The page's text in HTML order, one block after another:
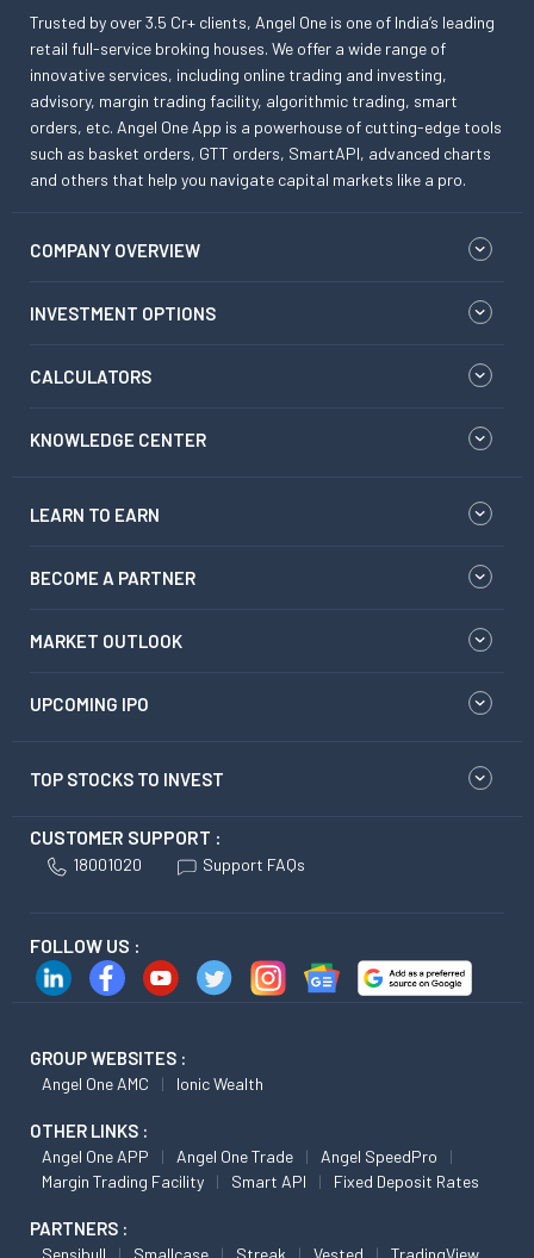
Trusted by over 3.5 Cr+ clients, Angel One is one of India’s leading
retail full-service broking houses. We offer a wide range of
innovative services, including online trading and investing,
advisory, margin trading facility, algorithmic trading, smart
orders, etc. Angel One App is a powerhouse of cutting-edge tools
such as basket orders, GTT orders, SmartAPI, advanced charts
and others that help you navigate capital markets like a pro.
COMPANY OVERVIEW
INVESTMENT OPTIONS
CALCULATORS
KNOWLEDGE CENTER
LEARN TO EARN
BECOME A PARTNER
MARKET OUTLOOK
UPCOMING IPO
TOP STOCKS TO INVEST
CUSTOMER SUPPORT :
18001020 Support FAQs
FOLLOW US :
GROUP WEBSITES :
Angel One AMC Ionic Wealth
OTHER LINKS :
Angel One APP Angel One Trade
Angel SpeedPro
Margin Trading Facility
Smart API Fixed Deposit Rates
PARTNERS :